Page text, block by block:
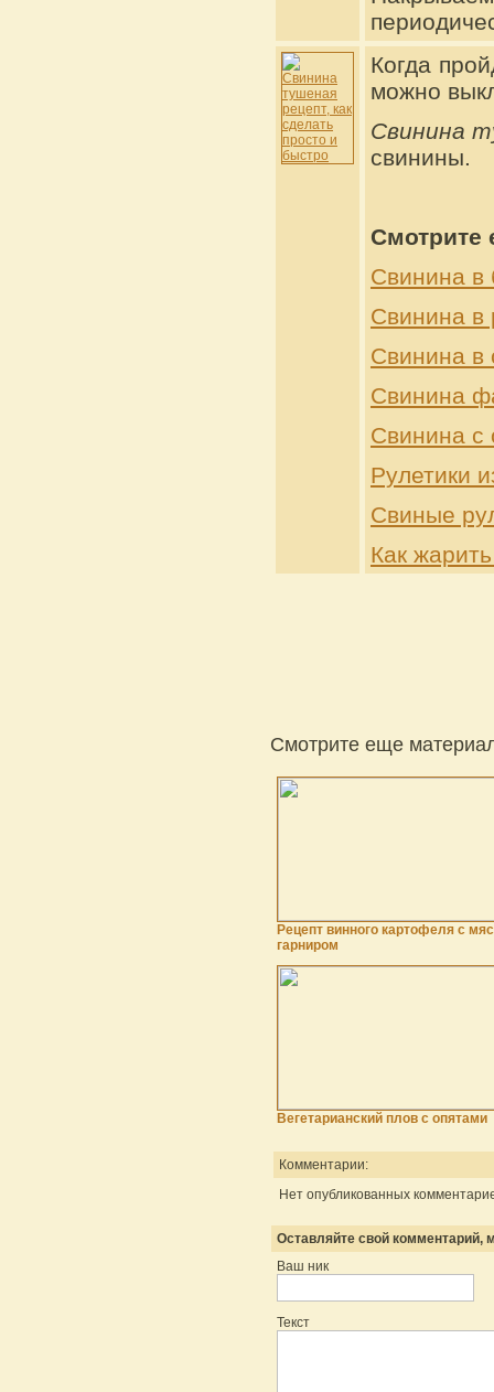
Когда
можно
Свинина
свинины.
Смотрите
Свинина в
Свинина в
Свинина в
Свинина
Свинина с
Рулетики
Свиные
Как
Смотрите еще
Рецепт винного картофеля с
гарниром
Вегетарианский плов с опятами
Комментарии:
Нет опубликованных
Оставляйте свой комментарий,
Ваш ник
Текст